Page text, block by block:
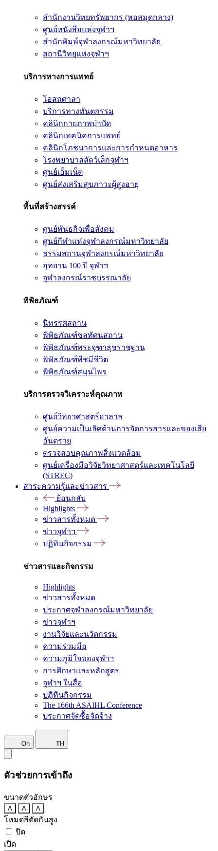
สำนักงานวิทยทรัพยากร (หอสมุดกลาง)
ศูนย์หนังสือแห่งจุฬาฯ
สำนักพิมพ์จุฬาลงกรณ์มหาวิทยาลัย
สถานีวิทยุแห่งจุฬาฯ
บริการทางการแพทย์
โอสถศาลา
บริการทางทันตกรรม
คลินิกกายภาพบำบัด
คลินิกเทคนิคการแพทย์
คลินิกโภชนาการและการกำหนดอาหาร
โรงพยาบาลสัตว์เล็กจุฬาฯ
ศูนย์เอ็มเน็ต
ศูนย์ส่งเสริมสุขภาวะผู้สูงอายุ
พื้นที่สร้างสรรค์
ศูนย์พันธกิจเพื่อสังคม
ศูนย์กีฬาแห่งจุฬาลงกรณ์มหาวิทยาลัย
ธรรมสถานจุฬาลงกรณ์มหาวิทยาลัย
อุทยาน 100 ปี จุฬาฯ
จุฬาลงกรณ์ราชบรรณาลัย
พิพิธภัณฑ์
นิทรรศสถาน
พิพิธภัณฑ์ชลทัศนสถาน
พิพิธภัณฑ์พระจุฑาธุชราชฐาน
พิพิธภัณฑ์พืชมีชีวิต
พิพิธภัณฑ์สมุนไพร
บริการตรวจวิเคราะห์คุณภาพ
ศูนย์วิทยาศาสตร์ฮาลาล
ศูนย์ความเป็นเลิศด้านการจัดการสารและของเสีย
อันตราย
ตรวจสอบคุณภาพสิ่งแวดล้อม
ศูนย์เครื่องมือวิจัยวิทยาศาสตร์และเทคโนโลยี
(STREC)
สาระความรู้และข่าวสาร
ย้อนกลับ
Highlights
ข่าวสารทั้งหมด
ข่าวจุฬาฯ
ปฏิทินกิจกรรม
ข่าวสารและกิจกรรม
Highlights
ข่าวสารทั้งหมด
ประกาศจุฬาลงกรณ์มหาวิทยาลัย
ข่าวจุฬาฯ
งานวิจัยและนวัตกรรม
ความร่วมมือ
ความภูมิใจของจุฬาฯ
การศึกษาและหลักสูตร
จุฬาฯ ในสื่อ
ปฏิทินกิจกรรม
The 166th ASAIHL Conference
ประกาศจัดซื้อจัดจ้าง
On TH
ตัวช่วยการเข้าถึง
ขนาดตัวอักษร
A A A
โหมดสีตัดกันสูง
ปิด
เปิด